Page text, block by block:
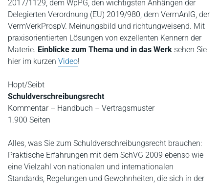
2017/1129, dem WpPG, den wichtigsten Anhängen der
Delegierten Verordnung (EU) 2019/980, dem VermAnlG, der
VermVerkProspV. Meinungsbild und richtungweisend. Mit
praxisorientierten Lösungen von exzellenten Kennern der
Materie. Einblicke zum Thema und in das Werk sehen Sie
hier im kurzen Video!
Hopt/Seibt
Schuldverschreibungsrecht
Kommentar – Handbuch – Vertragsmuster
1.900 Seiten
Alles, was Sie zum Schuldverschreibungsrecht brauchen:
Praktische Erfahrungen mit dem SchVG 2009 ebenso wie
eine Vielzahl von nationalen und internationalen
Standards, Regelungen und Gewohnheiten, die sich in der